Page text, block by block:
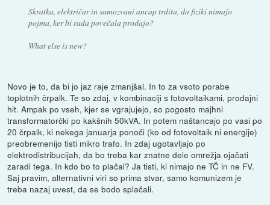
Skratka, električar in samozvani ancap trdita, da fiziki nimajo
pojma, ker bi rada povečala prodajo?
What else is new?
Novo je to, da bi jo jaz raje zmanjšal. In to za vsoto porabe
toplotnih črpalk. Te so zdaj, v kombinaciji s fotovoltaikami, prodajni
hit. Ampak po vseh, kjer se vgrajujejo, so pogosto majhni
transformatorčki po kakšnih 50kVA. In potem naštancajo po vasi po
20 črpalk, ki nekega januarja ponoči (ko od fotovoltaik ni energije)
preobremenijo tisti mikro trafo. In zdaj ugotavljajo po
elektrodistribucijah, da bo treba kar znatne dele omrežja ojačati
zaradi tega. In kdo bo to plačal? Ja tisti, ki nimajo ne TČ in ne FV.
Saj pravim, alternativni viri so prima stvar, samo komunizem je
treba nazaj uvest, da se bodo splačali.